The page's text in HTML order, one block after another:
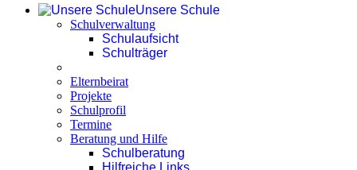
Unsere Schule
Schulverwaltung
Schulaufsicht
Schulträger
Elternbeirat
Projekte
Schulprofil
Termine
Beratung und Hilfe
Schulberatung
Hilfreiche Links